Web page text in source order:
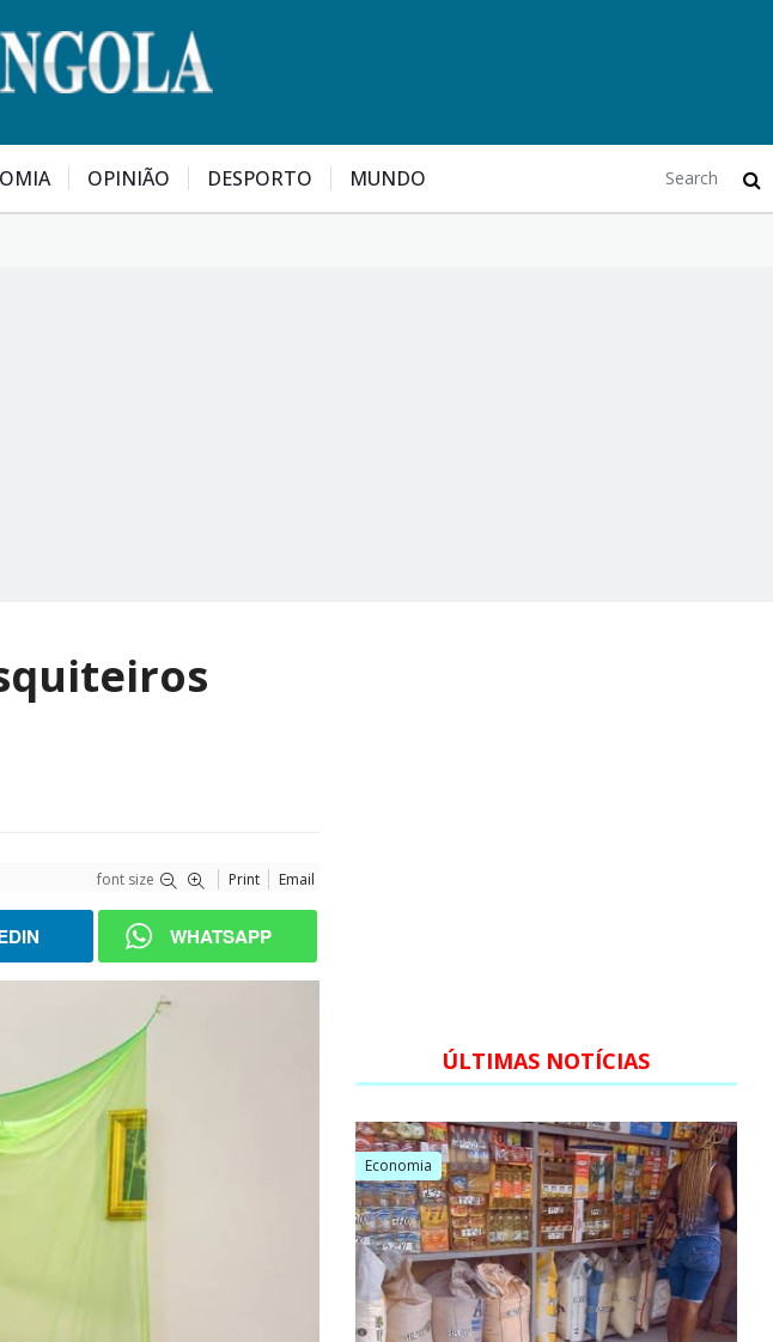
OPINIÃO DESPORTO MUNDO
font size Print Email
WHATSAPP
ÚLTIMAS NOTÍCIAS
Economia